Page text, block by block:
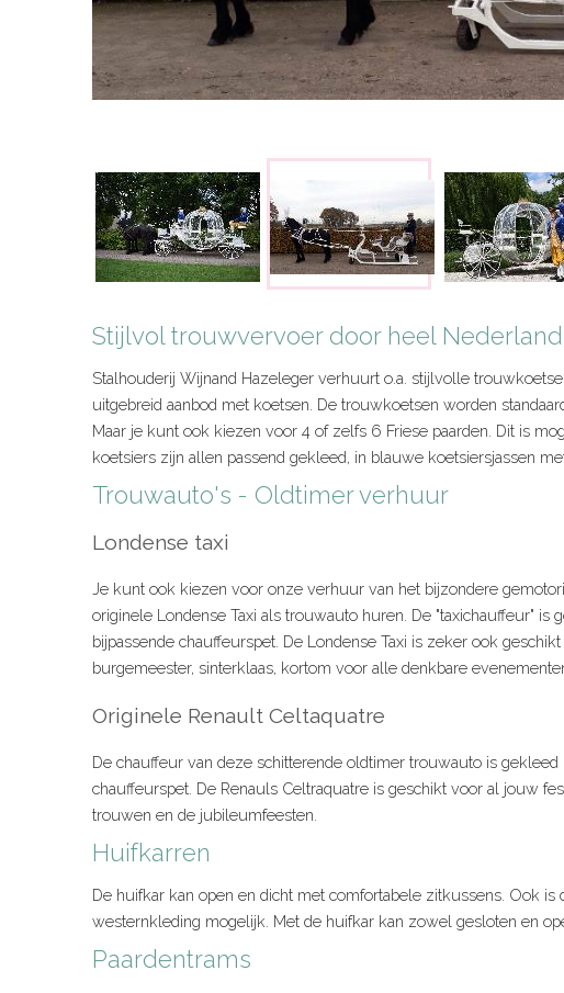
Stijlvol trouwvervoer door heel Nederland
Stalhouderij Wijnand Hazeleger verhuurt o.a. stijlvolle
uitgebreid aanbod met koetsen. De trouwkoetsen worden
Maar je kunt ook kiezen voor 4 of zelfs 6 Friese paarden. Dit is
koetsiers zijn allen passend gekleed, in blauwe koetsiersjassen
Trouwauto's - Oldtimer verhuur
Londense taxi
Je kunt ook kiezen voor onze verhuur van het bijzondere
originele Londense Taxi als trouwauto huren. De "taxichauffeur" is
bijpassende chauffeurspet. De Londense Taxi is zeker ook
burgemeester, sinterklaas, kortom voor alle denkbare
Originele Renault Celtaquatre
De chauffeur van deze schitterende oldtimer trouwauto is
chauffeurspet. De Renauls Celtraquatre is geschikt voor al jouw
trouwen en de jubileumfeesten.
Huifkarren
De huifkar kan open en dicht met comfortabele zitkussens. Ook
westernkleding mogelijk. Met de huifkar kan zowel gesloten en
Paardentrams